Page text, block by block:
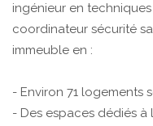
ingénieur en
coordinateur sécurité
immeuble en :
- Environ 71 logements
- Des espaces dédiés